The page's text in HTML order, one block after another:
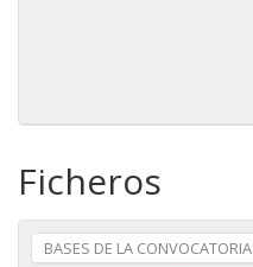
Ficheros
BASES DE LA CONVOCATORIA